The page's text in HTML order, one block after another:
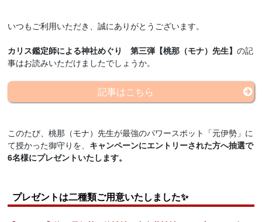
いつもご利用いただき、誠にありがとうございます。
カリス鑑定師による神社めぐり 第三弾【桃那（モナ）先生】の記
事はお読みいただけましたでしょうか。
記事はこちら
このたび、桃那（モナ）先生が最強のパワースポット「元伊勢」に
て授かった御守りを、 キャンペーンにエントリーされた方へ抽選で
6名様にプレゼントいたします。
プレゼントは二種類ご用意いたしました✨